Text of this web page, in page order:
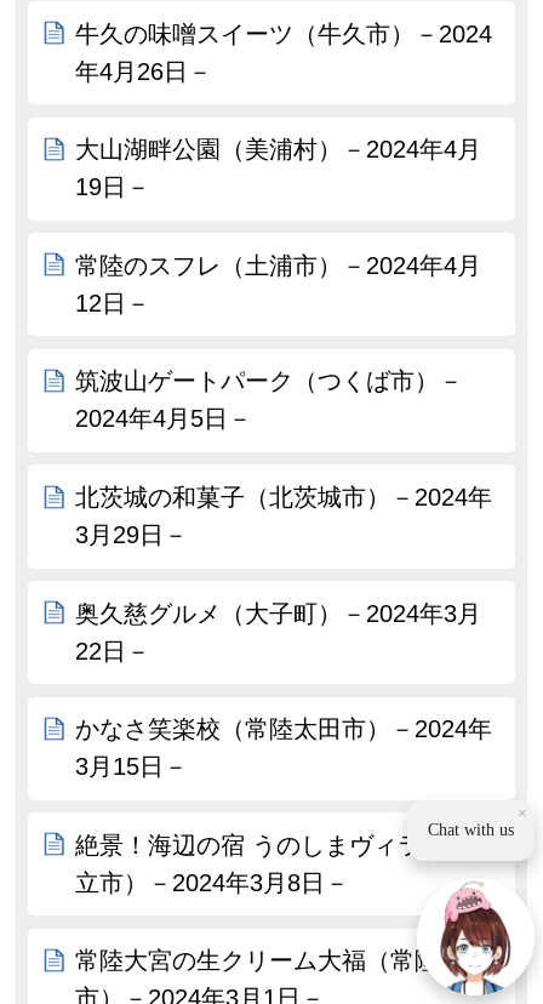
牛久の味噌スイーツ（牛久市）－2024
年4月26日－
大山湖畔公園（美浦村）－2024年4月
19日－
常陸のスフレ（土浦市）－2024年4月
12日－
筑波山ゲートパーク（つくば市）－
2024年4月5日－
北茨城の和菓子（北茨城市）－2024年
3月29日－
奥久慈グルメ（大子町）－2024年3月
22日－
かなさ笑楽校（常陸太田市）－2024年
3月15日－
絶景！海辺の宿 うのしまヴィラ（日
立市）－2024年3月8日－
常陸大宮の生クリーム大福（常陸大宮
市）－2024年3月1日－
×
Chat with us